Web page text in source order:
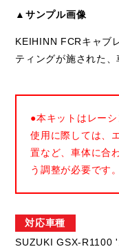
▲サンプル画像
KEIHINN FCRキャブ
ティングが施された、
●本キットはレー
使用に際しては、
置など、車体に合
う調整が必要です。
対応車種
SUZUKI GSX-R1100